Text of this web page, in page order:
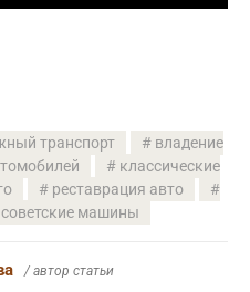
транспорт
владение
классические
реставрация авто
советские машины
/ автор статьи